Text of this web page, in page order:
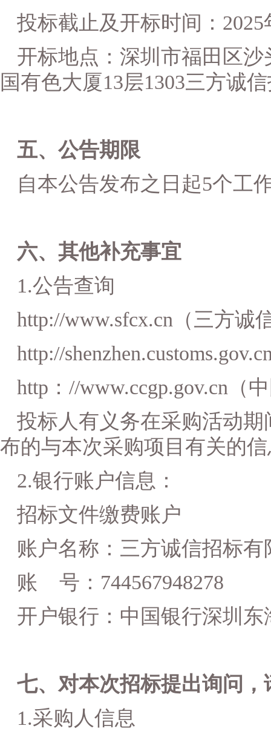
投标截止及开标时间： 2025
开标地点： 深圳市福田区
国有色大厦13层1303三方诚
五、公告期限
自本公告发布之日起5个工
六、其他补充事宜
1.公告查询
http://www.sfcx.cn（三方诚
http://
http：//www.ccgp.gov.cn（
投标人有义务在采购活动
布的与本次采购项目有关的
2.银行账户信息：
招标文件缴费账户
账户名称：三方诚信招标有
账
号： 744567948278
开户银行：中国银行深圳东
七、对本次招标提出询问
1.采购人信息